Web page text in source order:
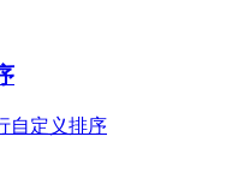
自定义排序